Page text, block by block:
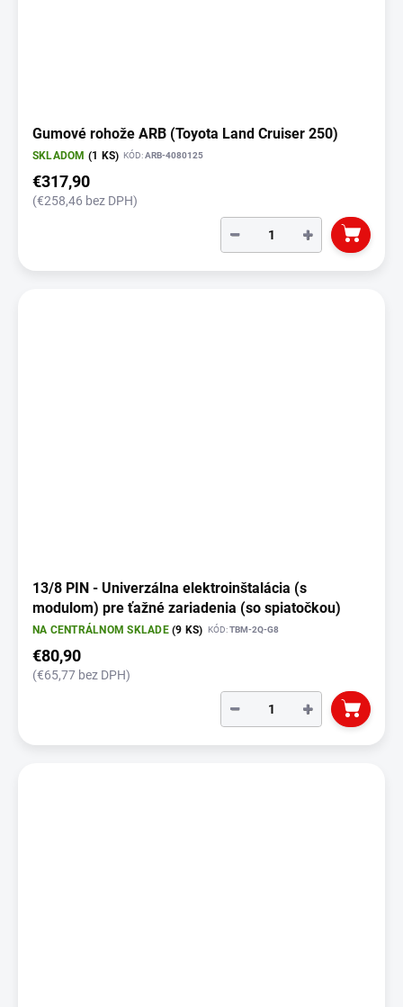
Gumové rohože ARB (Toyota Land Cruiser 250)
SKLADOM (1 KS) KÓD:ARB-4080125
€317,90
(€258,46 bez DPH)
+
−
13/8 PIN - Univerzálna elektroinštalácia (s
modulom) pre ťažné zariadenia (so spiatočkou)
NA CENTRÁLNOM SKLADE(9 KS) KÓD:TBM-2Q-G8
€80,90
(€65,77 bez DPH)
+
−